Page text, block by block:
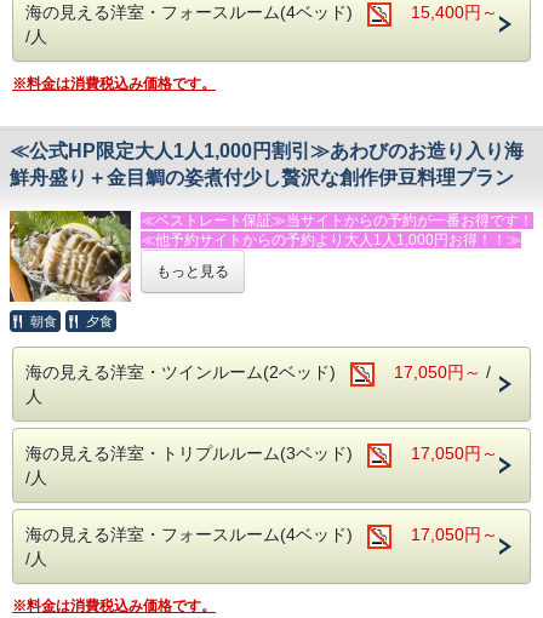
夏にはクワガタ・カブトムシとのふれあい体験も人気！
海まで徒歩約５分なので、海水浴や磯遊びの拠点にもぴった
りです。
ご入浴は貸切温泉でゆったりと。
ご家族だけの時間をお過ごしください。
夕食には伊豆名物の金目鯛の姿煮をはじめ、新鮮な海の幸を
・キッズルーム利用無料
・貸切温泉利用無料
・お子さま歓迎のアットホームな宿
る、海抜１００ｍの小さな宿です。
家族みんなの思い出づくりに、ぜひお越しください。
◆温泉
貸切温泉【MORI】【SORA】【SAKURA】をご利用いただ
い。
海の見える洋室・フォースルーム(4ベッド)
15,400円～
/人
※料金は消費税込み価格です。
≪公式HP限定大人1人1,000円割引≫あわびのお造り入り海
鮮舟盛り＋金目鯛の姿煮付少し贅沢な創作伊豆料理プラン
≪ベストレート保証≫当サイトからの予約が一番お得です！
≪他予約サイトからの予約より大人1人1,000円お得！！≫
★★★ふじのくに安心・安全認証宿泊施設★★★です！！！
◆お食事
あわびのお造り入り海鮮舟盛り＋伊豆特産の金目鯛の姿煮付
す。
※金目鯛姿煮が召し上がれない方は事前にお問い合わせくだ
洋食スタイルです。（コーヒー・紅茶・牛乳はお替り自由）
◆おすすめの追加メニュー（税抜表記）
０円～）
・あわびの踊り焼（２，５００円/枚）も好評！
もっと見る
朝食 夕食
海の見える洋室・ツインルーム(2ベッド) 17,050円～ /
人
海の見える洋室・トリプルルーム(3ベッド)
17,050円～
/人
海の見える洋室・フォースルーム(4ベッド)
17,050円～
/人
※料金は消費税込み価格です。